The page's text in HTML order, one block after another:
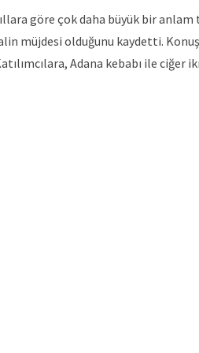
göre çok daha büyük bir anlam
müjdesi olduğunu kaydetti.
Adana kebabı ile ciğer